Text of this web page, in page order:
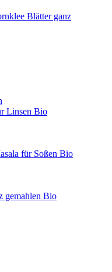
Blätter ganz
Linsen Bio
für Soßen Bio
gemahlen Bio